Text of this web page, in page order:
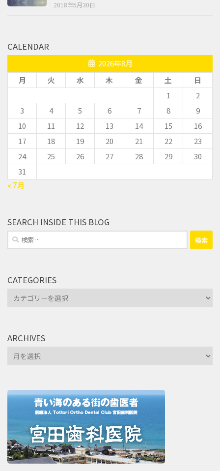
2018年5月30日
CALENDAR
2026年8月
月
火 水 木 金 土
日
1
2
3
4 5 6 7 8
9
10
11 12 13 14 15
16
17
18 19 20 21 22
23
24
25 26 27 28 29
30
31
« 7月
SEARCH INSIDE THIS BLOG
検
索:
CATEGORIES
Categories
ARCHIVES
Archives